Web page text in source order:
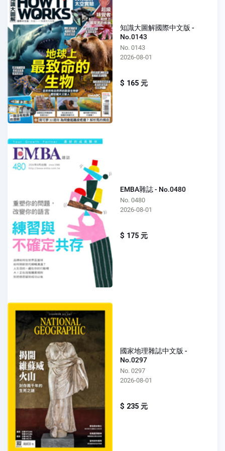
知識大圖解國際中文版 -
No.0143
No. 0143
2026-08-01
$ 165 元
EMBA雜誌 - No.0480
No. 0480
2026-08-01
$ 175 元
國家地理雜誌中文版 -
No.0297
No. 0297
2026-08-01
$ 235 元